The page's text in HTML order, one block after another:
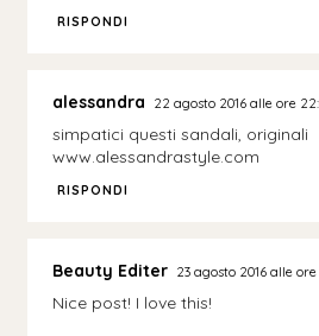
RISPONDI
alessandra 22 agosto 2016 alle ore
simpatici questi sandali, originali
www.alessandrastyle.com
RISPONDI
Beauty Editer 23 agosto 2016 alle ore
Nice post! I love this!